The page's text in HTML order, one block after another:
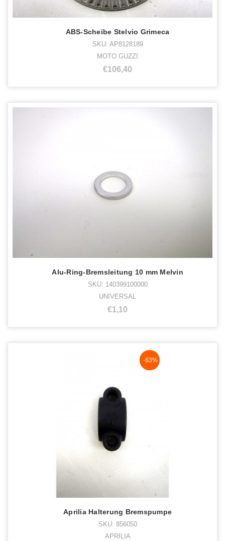
ABS-Scheibe Stelvio Grimeca
SKU: AP8128189
MOTO GUZZI
€106,40
Alu-Ring-Bremsleitung 10 mm Melvin
SKU: 140399100000
UNIVERSAL
€1,10
NaN%
-63%
Aprilia Halterung Bremspumpe
SKU: 856050
APRILIA